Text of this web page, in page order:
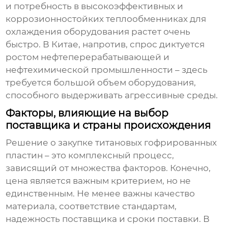
и потребность в высокоэффективных и
коррозионностойких теплообменниках для
охлаждения оборудования растет очень
быстро. В Китае, напротив, спрос диктуется
ростом нефтеперерабатывающей и
нефтехимической промышленности – здесь
требуется большой объем оборудования,
способного выдерживать агрессивные среды.
Факторы, влияющие на выбор
поставщика и страны происхождения
Решение о закупкетитановых гофрированных
пластин – это комплексный процесс,
зависящий от множества факторов. Конечно,
цена является важным критерием, но не
единственным. Не менее важны качество
материала, соответствие стандартам,
надежность поставщика и сроки поставки. В